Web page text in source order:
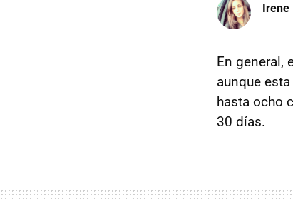
Irene
En general,
aunque
hasta ocho
30 días.